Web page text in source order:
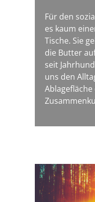
Für den
es kaum
Tische. Sie
die Butter
seit
uns den